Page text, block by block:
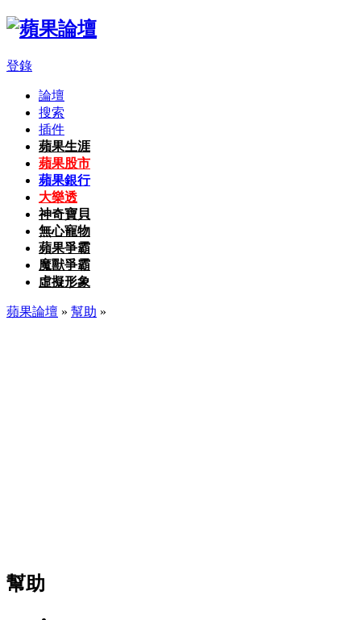
登錄
論壇
搜索
插件
蘋果生涯
蘋果股市
蘋果銀行
大樂透
神奇寶貝
無心寵物
蘋果爭霸
魔獸爭霸
虛擬形象
蘋果論壇 » 幫助 »
幫助